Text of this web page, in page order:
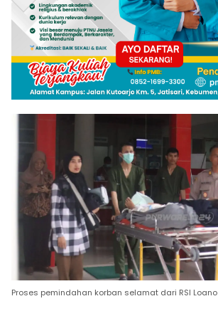
Proses pemindahan korban selamat dari RSI